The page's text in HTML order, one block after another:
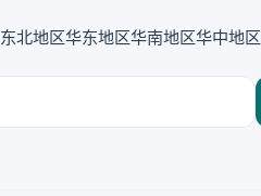
东北地区华东地区华南地区华中地区